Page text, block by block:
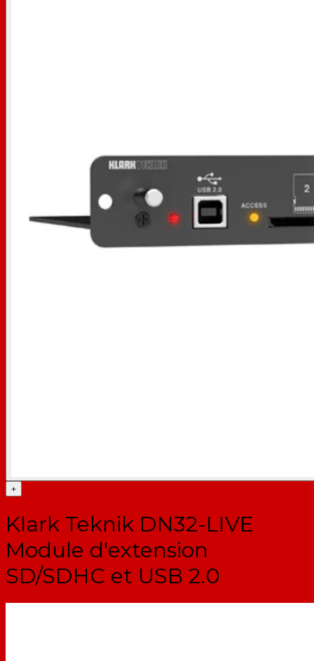
+
Klark Teknik DN32-LIVE
Module d'extension
SD/SDHC et USB 2.0